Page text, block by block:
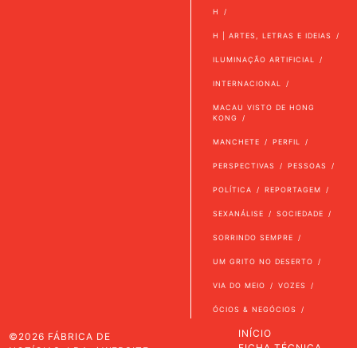
H
H | ARTES, LETRAS E IDEIAS
ILUMINAÇÃO ARTIFICIAL
INTERNACIONAL
MACAU VISTO DE HONG
KONG
MANCHETE PERFIL
PERSPECTIVAS PESSOAS
POLÍTICA REPORTAGEM
SEXANÁLISE SOCIEDADE
SORRINDO SEMPRE
UM GRITO NO DESERTO
VIA DO MEIO VOZES
ÓCIOS & NEGÓCIOS
©2026 FÁBRICA DE
INÍCIO